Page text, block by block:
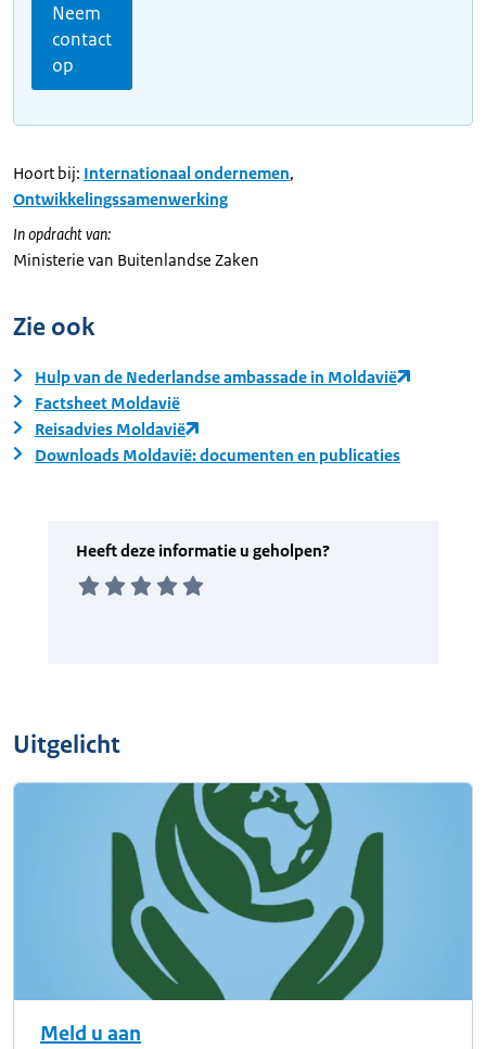
Neem
contact
op
Hoort bij: Internationaal ondernemen,
Ontwikkelingssamenwerking
In opdracht van:
Ministerie van Buitenlandse Zaken
Zie ook
Hulp van de Nederlandse ambassade in Moldavië
Factsheet Moldavië
Reisadvies Moldavië
Downloads Moldavië: documenten en publicaties
Uitgelicht
Meld u aan